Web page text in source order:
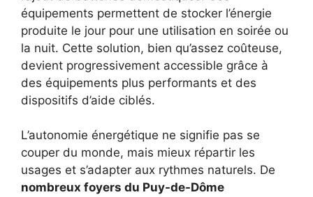
équipements permettent de stocker l’énergie
produite le jour pour une utilisation en soirée ou
la nuit. Cette solution, bien qu’assez coûteuse,
devient progressivement accessible grâce à
des équipements plus performants et des
dispositifs d’aide ciblés.
L’autonomie énergétique ne signifie pas se
couper du monde, mais mieux répartir les
usages et s’adapter aux rythmes naturels. De
nombreux foyers du Puy-de-Dôme